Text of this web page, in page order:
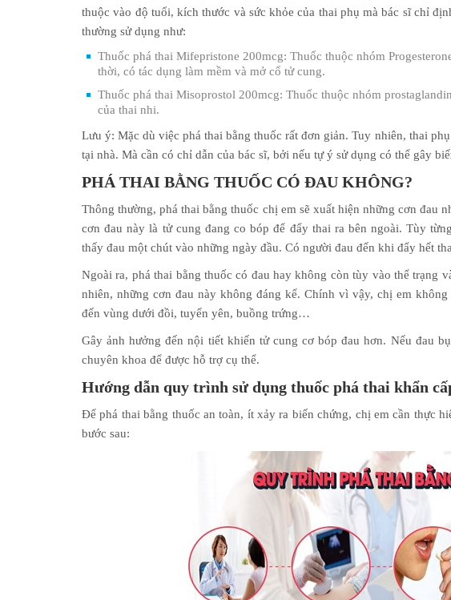
thuộc vào độ tuổi, kích thước và sức khỏe của thai phụ mà bác sĩ chỉ
thường sử dụng như:
Thuốc phá thai Mifepristone 200mcg: Thuốc thuộc nhóm
thời, có tác dụng làm mềm và mở cổ tử cung.
Thuốc phá thai Misoprostol 200mcg: Thuốc thuộc nhóm
của thai nhi.
Lưu ý: Mặc dù việc phá thai bằng thuốc rất đơn giản. Tuy nhiên, thai
tại nhà. Mà cần có chỉ dẫn của bác sĩ, bởi nếu tự ý sử dụng có thể gây
PHÁ THAI BẰNG THUỐC CÓ ĐAU KHÔNG?
Thông thường, phá thai bằng thuốc chị em sẽ xuất hiện những cơn đau
cơn đau này là tử cung đang co bóp để đẩy thai ra bên ngoài. Tùy
thấy đau một chút vào những ngày đầu. Có người đau đến khi đẩy hết
Ngoài ra, phá thai bằng thuốc có đau hay không còn tùy vào thể trạng
nhiên, những cơn đau này không đáng kể. Chính vì vậy, chị em
đến vùng dưới đồi, tuyến yên, buồng trứng…
Gây ảnh hưởng đến nội tiết khiến tử cung cơ bóp đau hơn. Nếu đau
chuyên khoa để được hỗ trợ cụ thể.
Hướng dẫn quy trình sử dụng thuốc phá thai khẩn
Để phá thai bằng thuốc an toàn, ít xảy ra biến chứng, chị em cần thực
bước sau: